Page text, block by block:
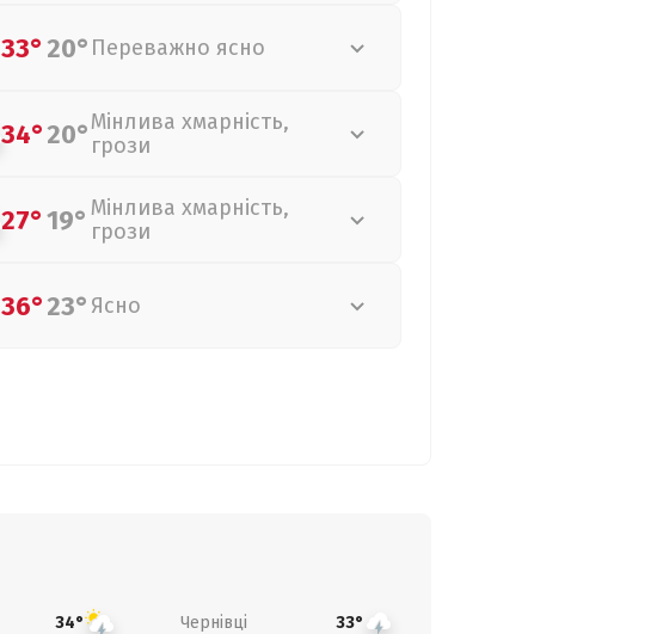
33°20° Переважно ясно
34°20°Мінлива хмарність,
грози
27°19° Мінлива хмарність,
грози
36°23° Ясно
34° Чернівці 33°